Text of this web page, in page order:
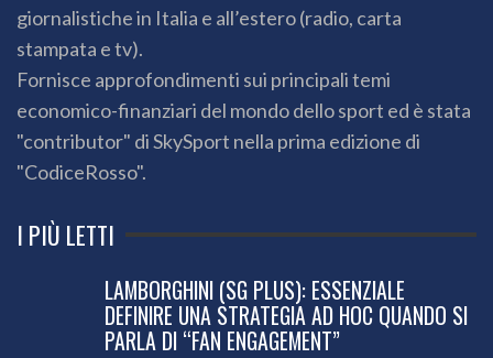
giornalistiche in Italia e all’estero (radio, carta
stampata e tv).
Fornisce approfondimenti sui principali temi
economico-finanziari del mondo dello sport ed è stata
"contributor" di SkySport nella prima edizione di
"CodiceRosso".
I PIÙ LETTI
LAMBORGHINI (SG PLUS): ESSENZIALE
DEFINIRE UNA STRATEGIA AD HOC QUANDO SI
PARLA DI “FAN ENGAGEMENT”